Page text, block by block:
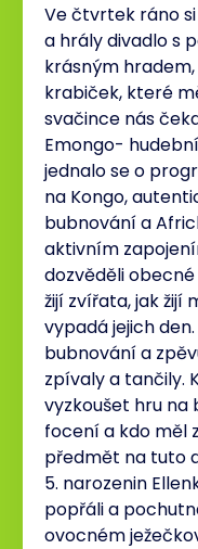
Ve čtvrtek ráno
a hrály divadlo s
krásným
krabiček, které
svačince nás
Emongo- hudební
jednalo se o
na Kongo,
bubnování a
aktivním
dozvěděli
žijí zvířata, jak žijí
vypadá jejich
bubnování a
zpívaly a tančily.
vyzkoušet hru na
focení a kdo měl
předmět na tuto
5. narozenin
popřáli a
ovocném